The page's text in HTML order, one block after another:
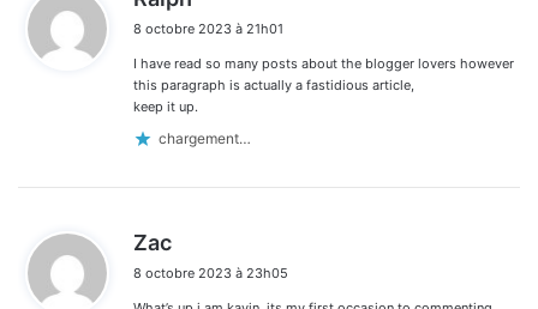
t
:
8 octobre 2023 à 21h01
I have read so many posts about the blogger lovers however
this paragraph is actually a fastidious article,
keep it up.
chargement…
Zac
t
8 octobre 2023 à 23h05